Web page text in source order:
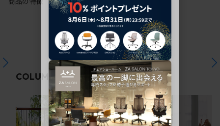
COLUMN 関連コラム